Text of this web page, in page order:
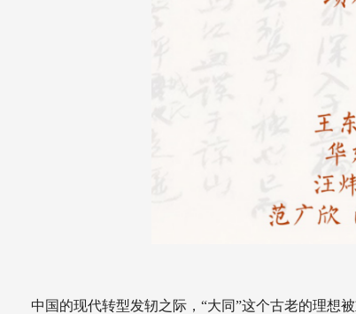
中国的现代转型发轫之际，“大同”这个古老的理想